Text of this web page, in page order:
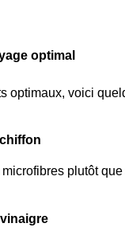
optimal
optimaux, voici
plutôt